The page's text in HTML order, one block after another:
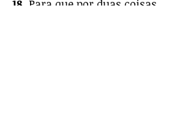
18. Para que por duas coisas